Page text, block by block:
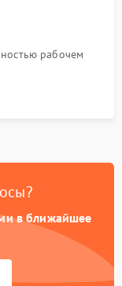
рабочем
в ближайшее